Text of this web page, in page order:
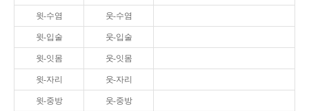
윗-수염 웃-수염
윗-입술 웃-입술
윗-잇몸 웃-잇몸
윗-자리 웃-자리
윗-중방 웃-중방